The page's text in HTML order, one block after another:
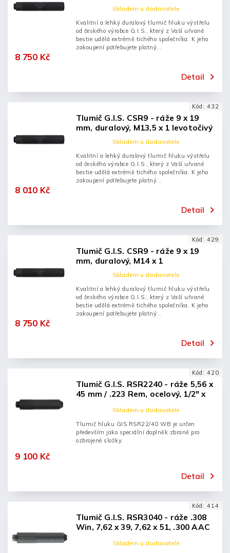
Skladem u dodavatele
8 750 Kč
Detail
Kvalitní a lehký duralový tlumič hluku výstřelu
od českého výrobce G.I.S., který z Vaší uřvané
bestie udělá extrémě tichého společníka. K jeho
zakoupení potřebujete platný...
Tlumič G.I.S. CSR9 - ráže 9 x 19
mm, duralový, M13,5 x 1 levotočivý
Skladem u dodavatele
8 010 Kč
Detail
Kvalitní a lehký duralový tlumič hluku výstřelu
od českého výrobce G.I.S., který z Vaší uřvané
bestie udělá extrémě tichého společníka. K jeho
zakoupení potřebujete platný...
Kód: 432
Tlumič G.I.S. CSR9 - ráže 9 x 19
mm, duralový, M14 x 1
Skladem u dodavatele
8 750 Kč
Detail
Kvalitní a lehký duralový tlumič hluku výstřelu
od českého výrobce G.I.S., který z Vaší uřvané
bestie udělá extrémě tichého společníka. K jeho
zakoupení potřebujete platný...
Kód: 429
Tlumič G.I.S. RSR2240 - ráže 5,56 x
45 mm / .223 Rem, ocelový, 1/2" x
Skladem u dodavatele
9 100 Kč
Detail
Tlumič hluku GIS RSR22/40 WB je určen
především jako speciální doplněk zbraně pro
ozbrojené složky.
Kód: 420
Tlumič G.I.S. RSR3040 - ráže .308
Win, 7,62 x 39, 7,62 x 51, .300 AAC
Skladem u dodavatele
Kód: 414